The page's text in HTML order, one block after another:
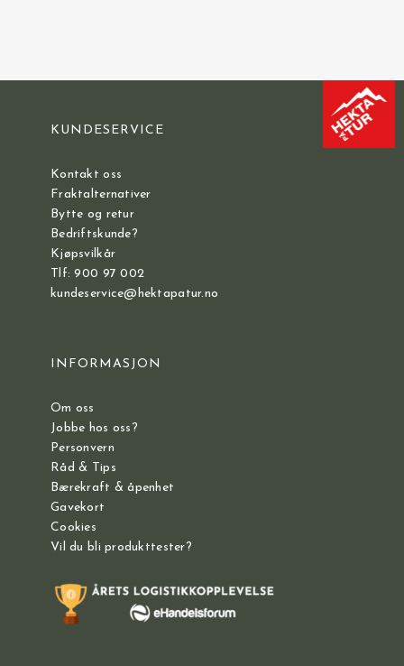
KUNDESERVICE
Kontakt oss
Fraktalternativer
Bytte og retur
Bedriftskunde?
Kjøpsvilkår
Tlf: 900 97 002
kundeservice@hektapatur.no
INFORMASJON
Om oss
Jobbe hos oss?
Personvern
Råd & Tips
Bærekraft & åpenhet
Gavekort
Cookies
Vil du bli produkttester?